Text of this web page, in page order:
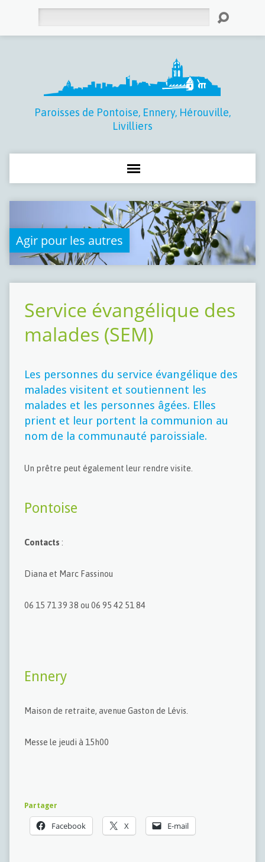
Paroisses de Pontoise, Ennery, Hérouville,
Livilliers
Agir pour les autres
Service évangélique des
malades (SEM)
Les personnes du service évangélique des
malades visitent et soutiennent les
malades et les personnes âgées. Elles
prient et leur portent la communion au
nom de la communauté paroissiale.
Un prêtre peut également leur rendre visite.
Pontoise
Contacts :
Diana et Marc Fassinou
06 15 71 39 38 ou 06 95 42 51 84
Ennery
Maison de retraite, avenue Gaston de Lévis.
Messe le jeudi à 15h00
Partager
Facebook X E-mail